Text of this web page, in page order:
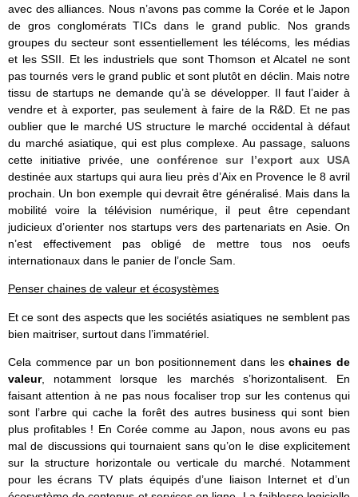
avec des alliances. Nous n’avons pas comme la Corée et le Japon
de gros conglomérats TICs dans le grand public. Nos grands
groupes du secteur sont essentiellement les télécoms, les médias
et les SSII. Et les industriels que sont Thomson et Alcatel ne sont
pas tournés vers le grand public et sont plutôt en déclin. Mais notre
tissu de startups ne demande qu’à se développer. Il faut l’aider à
vendre et à exporter, pas seulement à faire de la R&D. Et ne pas
oublier que le marché US structure le marché occidental à défaut
du marché asiatique, qui est plus complexe. Au passage, saluons
cette initiative privée, une conférence sur l’export aux USA
destinée aux startups qui aura lieu près d’Aix en Provence le 8 avril
prochain. Un bon exemple qui devrait être généralisé. Mais dans la
mobilité voire la télévision numérique, il peut être cependant
judicieux d’orienter nos startups vers des partenariats en Asie. On
n’est effectivement pas obligé de mettre tous nos oeufs
internationaux dans le panier de l’oncle Sam.
Penser chaines de valeur et écosystèmes
Et ce sont des aspects que les sociétés asiatiques ne semblent pas
bien maitriser, surtout dans l’immatériel.
Cela commence par un bon positionnement dans leschaines de
valeur, notamment lorsque les marchés s’horizontalisent. En
faisant attention à ne pas nous focaliser trop sur les contenus qui
sont l’arbre qui cache la forêt des autres business qui sont bien
plus profitables ! En Corée comme au Japon, nous avons eu pas
mal de discussions qui tournaient sans qu’on le dise explicitement
sur la structure horizontale ou verticale du marché. Notamment
pour les écrans TV plats équipés d’une liaison Internet et d’un